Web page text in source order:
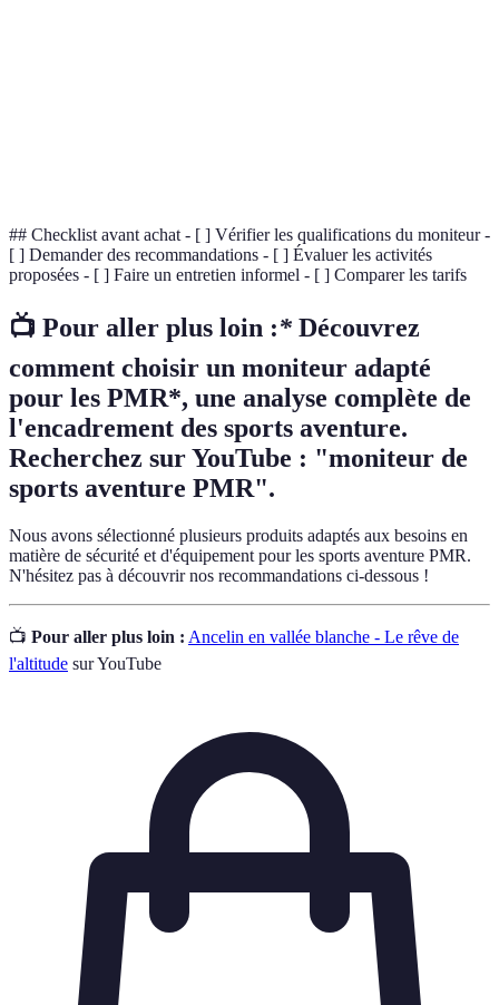
## Checklist avant achat - [ ] Vérifier les qualifications du moniteur -
[ ] Demander des recommandations - [ ] Évaluer les activités
proposées - [ ] Faire un entretien informel - [ ] Comparer les tarifs
📺 Pour aller plus loin :* Découvrez
comment choisir un moniteur adapté
pour les PMR*, une analyse complète de
l'encadrement des sports aventure.
Recherchez sur YouTube : "moniteur de
sports aventure PMR".
Nous avons sélectionné plusieurs produits adaptés aux besoins en
matière de sécurité et d'équipement pour les sports aventure PMR.
N'hésitez pas à découvrir nos recommandations ci-dessous !
📺 Pour aller plus loin : Ancelin en vallée blanche - Le rêve de
l'altitude sur YouTube